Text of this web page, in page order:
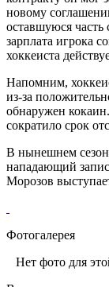
новому
оставшуюся часть
зарплата игрока
хоккеиста
Напомним,
из-за
обнаружен
сократило срок
В нынешнем
нападающий
Морозов
Фотогалерея
Нет фото для